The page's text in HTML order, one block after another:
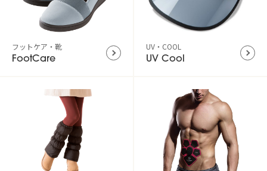
フットケア・靴
FootCare
UV・COOL
UV Cool